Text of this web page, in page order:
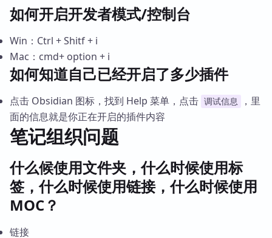
如何开启开发者模式/控制台
Win：Ctrl + Shitf + i
Mac：cmd+ option + i
如何知道自己已经开启了多少插件
点击 Obsidian 图标，找到 Help 菜单，点击 调试信息
，里
面的信息就是你正在开启的插件内容
笔记组织问题
什么候使用文件夹，什么时候使用标
签，什么时候使用链接，什么时候使用
MOC？
链接